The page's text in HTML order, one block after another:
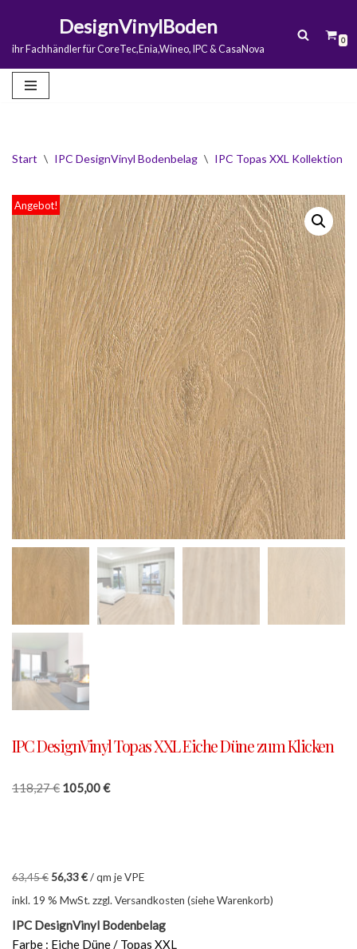
Zum
springen
DesignVinylBoden
ihr Fachhändler für CoreTec,Enia,Wineo, IPC & CasaNova
0
Start \ IPC DesignVinyl Bodenbelag \ IPC Topas XXL Kollektion
Angebot!
IPC DesignVinyl Topas XXL Eiche Düne zum Klicken
118,27€ 105,00€
63,45€ 56,33€/qm je VPE
inkl. 19 % MwSt. zzgl. Versandkosten (siehe Warenkorb)
IPC DesignVinyl Bodenbelag
Farbe : Eiche Düne / Topas XXL